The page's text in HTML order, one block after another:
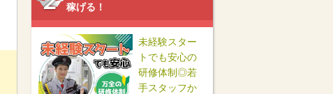
稼げる！
未経験スター
トでも安心の
研修体制◎若
手スタッフか